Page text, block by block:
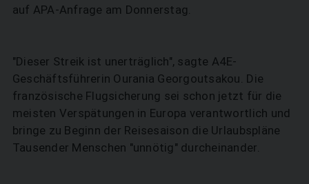
auf APA-Anfrage am Donnerstag.
"Dieser Streik ist unerträglich", sagte A4E-
Geschäftsführerin Ourania Georgoutsakou. Die
französische Flugsicherung sei schon jetzt für die
meisten Verspätungen in Europa verantwortlich und
bringe zu Beginn der Reisesaison die Urlaubspläne
Tausender Menschen "unnötig" durcheinander.